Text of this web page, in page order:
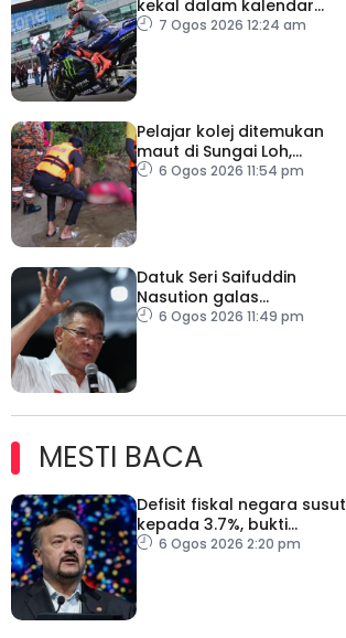
kekal dalam kalendar
hingga 2028
7 Ogos 2026 12:24 am
Pelajar kolej ditemukan
maut di Sungai Loh,
Dungun
6 Ogos 2026 11:54 pm
Datuk Seri Saifuddin
Nasution galas
sementara tugas
6 Ogos 2026 11:49 pm
MESTI BACA
Defisit fiskal negara susut
kepada 3.7%, bukti
keyakinan pelabur masih
6 Ogos 2026 2:20 pm